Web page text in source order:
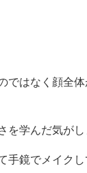
ではなく顔全
を学んだ気がし
手鏡でメイク